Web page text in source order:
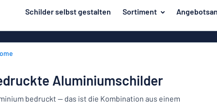
springen
Schilder selbst gestalten Sortiment
Haus und Heim
Kennzeichnung
Unsere
Bestseller
entwerfen
Aluminiumschilder
bedruckt — das ist die Kombination aus einem